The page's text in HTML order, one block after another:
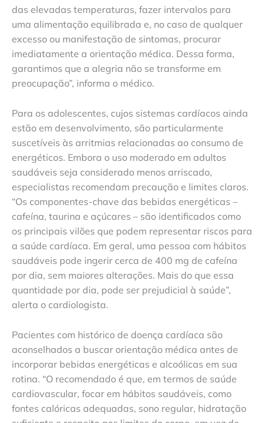
das elevadas temperaturas, fazer intervalos para
uma alimentação equilibrada e, no caso de qualquer
excesso ou manifestação de sintomas, procurar
imediatamente a orientação médica. Dessa forma,
garantimos que a alegria não se transforme em
preocupação”, informa o médico.
Para os adolescentes, cujos sistemas cardíacos ainda
estão em desenvolvimento, são particularmente
suscetíveis às arritmias relacionadas ao consumo de
energéticos. Embora o uso moderado em adultos
saudáveis seja considerado menos arriscado,
especialistas recomendam precaução e limites claros.
“Os componentes-chave das bebidas energéticas –
cafeína, taurina e açúcares – são identificados como
os principais vilões que podem representar riscos para
a saúde cardíaca. Em geral, uma pessoa com hábitos
saudáveis pode ingerir cerca de 400 mg de cafeína
por dia, sem maiores alterações. Mais do que essa
quantidade por dia, pode ser prejudicial à saúde”,
alerta o cardiologista.
Pacientes com histórico de doença cardíaca são
aconselhados a buscar orientação médica antes de
incorporar bebidas energéticas e alcoólicas em sua
rotina. “O recomendado é que, em termos de saúde
cardiovascular, focar em hábitos saudáveis, como
fontes calóricas adequadas, sono regular, hidratação